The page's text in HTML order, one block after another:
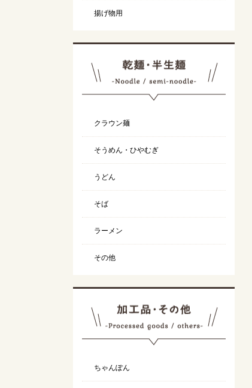
揚げ物用
クラウン麺
そうめん・ひやむぎ
うどん
そば
ラーメン
その他
ちゃんぽん